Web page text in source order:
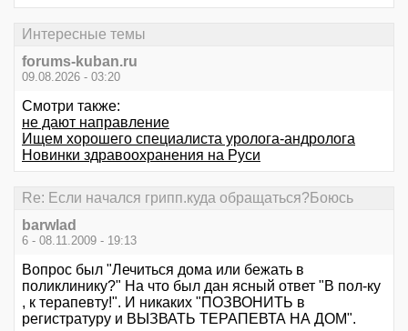
Интересные темы
forums-kuban.ru
09.08.2026 - 03:20
Смотри также:
не дают направление
Ищем хорошего специалиста уролога-андролога
Новинки здравоохранения на Руси
Re: Если начался грипп.куда обращаться?Боюсь
barwlad
6 - 08.11.2009 - 19:13
Вопрос был "Лечиться дома или бежать в
поликлинику?" На что был дан ясный ответ "В пол-ку
, к терапевту!". И никаких "ПОЗВОНИТЬ в
регистратуру и ВЫЗВАТЬ ТЕРАПЕВТА НА ДОМ".